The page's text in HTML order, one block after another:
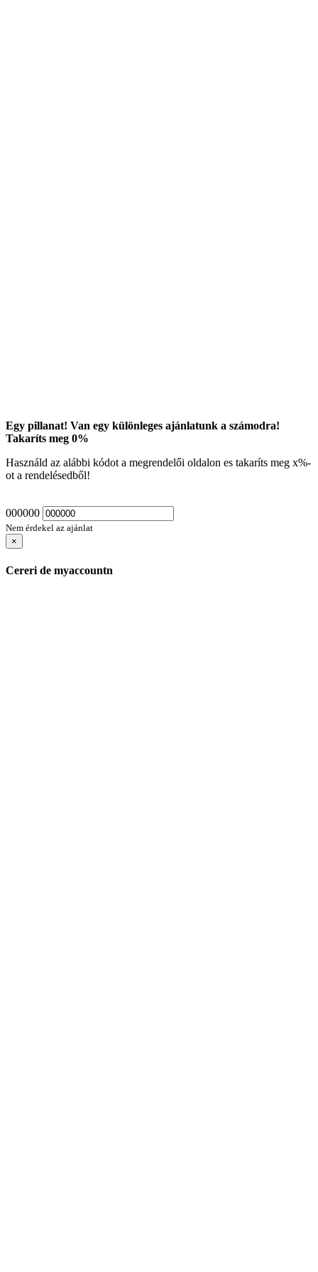
Egy pillanat! Van egy különleges ajánlatunk a számodra!
Takaríts meg 0%
Használd az alábbi kódot a megrendelői oldalon es takaríts meg x%-
ot a rendelésedből!
000000
Nem érdekel az ajánlat
×
Cereri de myaccountn